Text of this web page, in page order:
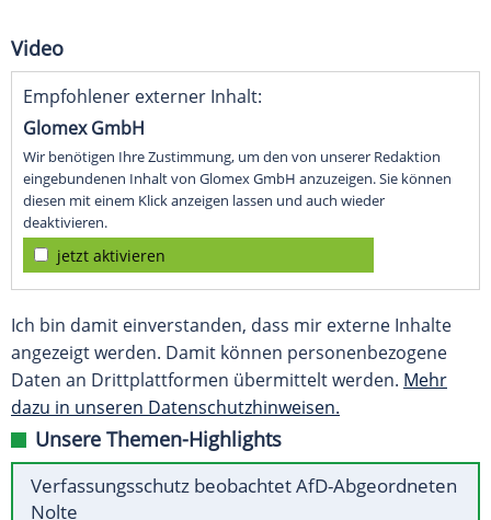
Video
Empfohlener externer Inhalt:
Glomex GmbH
Wir benötigen Ihre Zustimmung, um den von unserer Redaktion
eingebundenen Inhalt von Glomex GmbH anzuzeigen. Sie können
diesen mit einem Klick anzeigen lassen und auch wieder
deaktivieren.
jetzt aktivieren
Ich bin damit einverstanden, dass mir externe Inhalte
angezeigt werden. Damit können personenbezogene
Daten an Drittplattformen übermittelt werden. Mehr
dazu in unseren Datenschutzhinweisen.
Unsere Themen-Highlights
Verfassungsschutz beobachtet AfD-Abgeordneten
Nolte